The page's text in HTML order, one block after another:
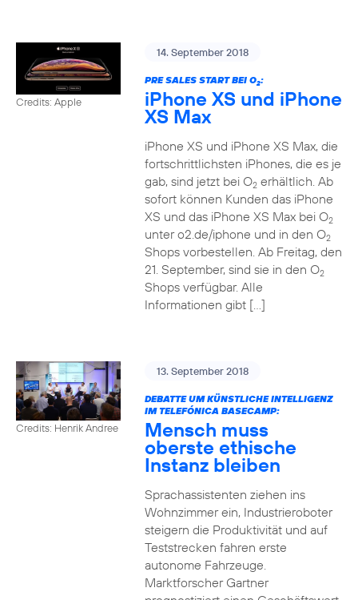
Credits: Apple
14. September 2018
PRE SALES START BEI O2:
iPhone XS und iPhone
XS Max
iPhone XS und iPhone XS Max, die
fortschrittlichsten iPhones, die es je
gab, sind jetzt bei O2erhältlich. Ab
sofort können Kunden das iPhone
XS und das iPhone XS Max bei O2
unter o2.de/iphone und in den O2
Shops vorbestellen. Ab Freitag, den
21. September, sind sie in den O2
Shops verfügbar. Alle
Informationen gibt […]
Credits: Henrik Andree
13. September 2018
DEBATTE UM KÜNSTLICHE INTELLIGENZ
IM TELEFÓNICA BASECAMP:
Mensch muss
oberste ethische
Instanz bleiben
Sprachassistenten ziehen ins
Wohnzimmer ein, Industrieroboter
steigern die Produktivität und auf
Teststrecken fahren erste
autonome Fahrzeuge.
Marktforscher Gartner